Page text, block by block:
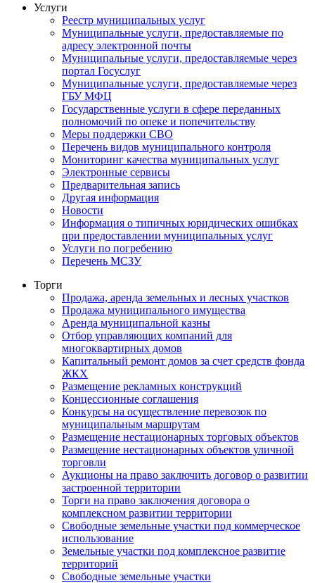
Услуги
Реестр муниципальных услуг
Муниципальные услуги, предоставляемые по
адресу электронной почты
Муниципальные услуги, предоставляемые через
портал Госуслуг
Муниципальные услуги, предоставляемые через
ГБУ МФЦ
Государственные услуги в сфере переданных
полномочий по опеке и попечительству
Меры поддержки СВО
Перечень видов муниципального контроля
Мониторинг качества муниципальных услуг
Электронные сервисы
Предварительная запись
Другая информация
Новости
Информация о типичных юридических ошибках
при предоставлении муниципальных услуг
Услуги по погребению
Перечень МСЗУ
Торги
Продажа, аренда земельных и лесных участков
Продажа муниципального имущества
Аренда муниципальной казны
Отбор управляющих компаний для
многоквартирных домов
Капитальный ремонт домов за счет средств фонда
ЖКХ
Размещение рекламных конструкций
Концессионные соглашения
Конкурсы на осуществление перевозок по
муниципальным маршрутам
Размещение нестационарных торговых объектов
Размещение нестационарных объектов уличной
торговли
Аукционы на право заключить договор о развитии
застроенной территории
Торги на право заключения договора о
комплексном развитии территории
Свободные земельные участки под коммерческое
использование
Земельные участки под комплексное развитие
территорий
Свободные земельные участки